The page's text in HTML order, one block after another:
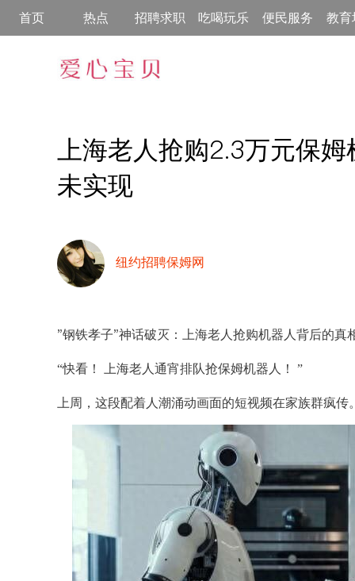
首页 热点 招聘求职 吃喝玩乐 便民服务 教育
上海老人抢购2.3万元保
未实现
纽约招聘保姆网
"钢铁孝子"神话破灭：上海老人抢购机器人背后的真
“快看！ 上海老人通宵排队抢保姆机器人！ ”
上周，这段配着人潮涌动画面的短视频在家族群疯传